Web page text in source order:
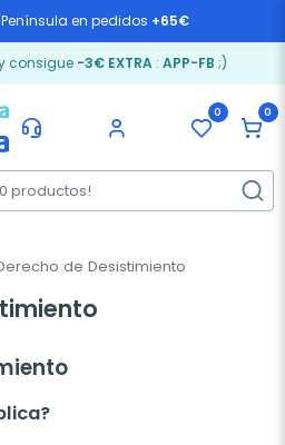
en pedidos +65€
consigue -3€ EXTRA: APP-FB ;)
0 0
de Desistimiento